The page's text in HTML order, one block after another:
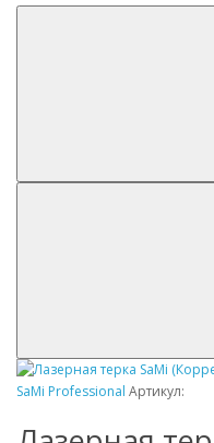
SaMi Professional Артикул: